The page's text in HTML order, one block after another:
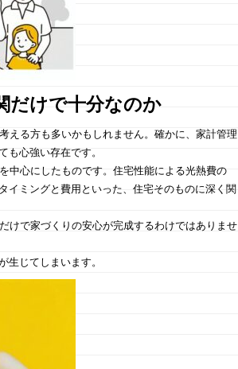
だけで十分なのか
える方も多いかもしれません。確かに、家計管理
も心強い存在です。
中心にしたものです。住宅性能による光熱費の
イミングと費用といった、住宅そのものに深く関
けで家づくりの安心が完成するわけではありませ
生じてしまいます。